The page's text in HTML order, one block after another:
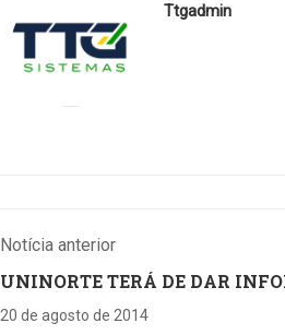
Ttgadmin
Notícia anterior
UNINORTE TERÁ DE DAR
20 de agosto de 2014